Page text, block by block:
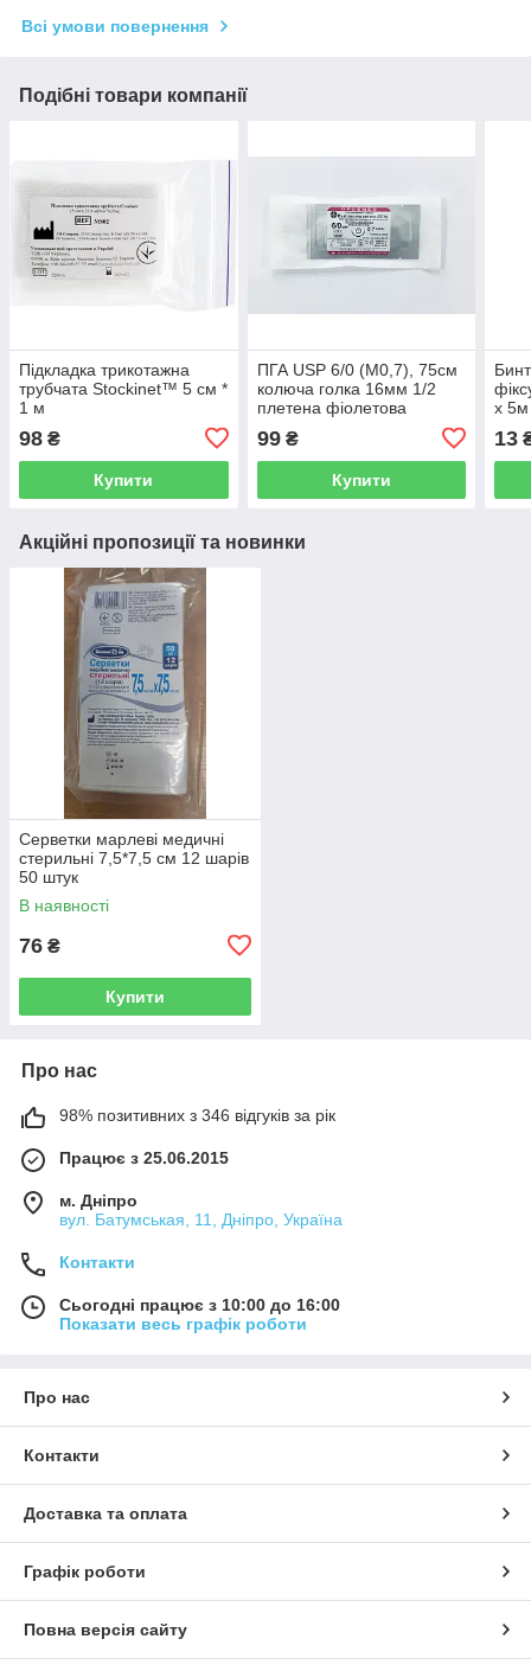
Всі умови повернення
Подібні товари компанії
Підкладка трикотажна
трубчата Stockinet™ 5 см *
1 м
98 ₴
Купити
ПГА USP 6/0 (М0,7), 75см
колюча голка 16мм 1/2
плетена фіолетова
99₴
Купити
х 5м
13
Акційні пропозиції та новинки
Серветки марлеві медичні
стерильні 7,5*7,5 см 12 шарів
50 штук
В наявності
76 ₴
Купити
Про нас
98% позитивних з 346 відгуків за рік
Працює з 25.06.2015
м. Дніпро
вул. Батумськая, 11, Дніпро, Україна
Контакти
Сьогодні працює з 10:00 до 16:00
Показати весь графік роботи
Про нас
Контакти
Доставка та оплата
Графік роботи
Повна версія сайту